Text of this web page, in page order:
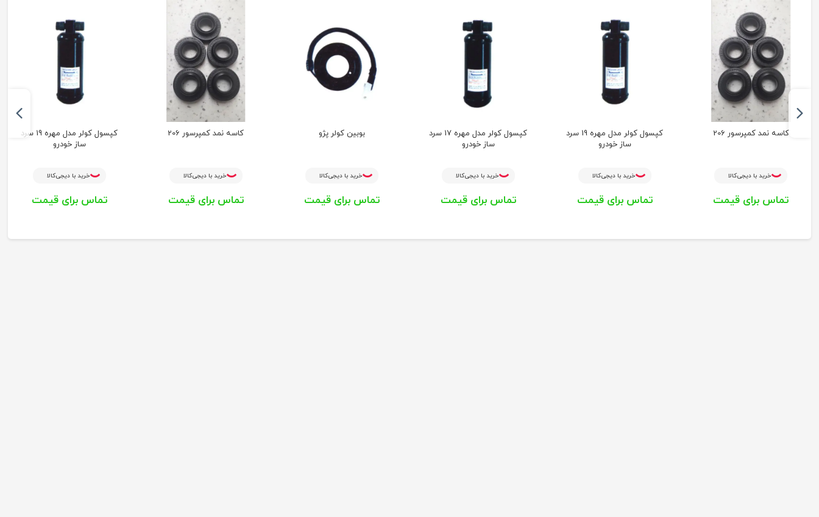
کاسه نمد کمپرسور 206
خرید با دیجی‌کالا
تماس برای قیمت
کپسول کولر مدل مهره 19 سرد
ساز خودرو
خرید با دیجی‌کالا
تماس برای قیمت
کپسول کولر مدل مهره 17 سرد
ساز خودرو
خرید با دیجی‌کالا
تماس برای قیمت
بوبین کولر پژو
خرید با دیجی‌کالا
تماس برای قیمت
کاسه نمد کمپرسور 206
خرید با دیجی‌کالا
تماس برای قیمت
کپسول کولر مدل مهره 19 سرد
ساز خودرو
خرید با دیجی‌کالا
تماس برای قیمت